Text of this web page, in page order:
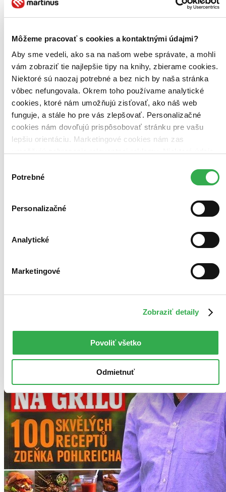
Môžeme pracovať s cookies a kontaktnými údajmi?
Aby sme vedeli, ako sa na našom webe správate, a mohli
vám zobraziť tie najlepšie tipy na knihy, zbierame cookies.
Niektoré sú naozaj potrebné a bez nich by naša stránka
vôbec nefungovala. Okrem toho používame analytické
cookies, ktoré nám umožňujú zisťovať, ako náš web
funguje, a stále ho pre vás zlepšovať. Personalizačné
cookies nám dovoľujú prispôsobovať stránku pre vašu
lepšiu orientáciu. Marketingové cookies nám zas
keby sme mohli používať všetky tieto cookies. Ďakujeme!
súhlasu
Potrebné
Personalizačné
Analytické
Marketingové
Zobraziť detaily
Povoliť všetko
Odmietnuť
Recepty Zdeňka Pohlreicha
2. diel sérieŠéf na grilu
Pokračování úspěšné knihy Šéf na grilu. Více jak 90 tipů na skvělé
steaky, hamburgery, zeleninové saláty, ryby, dezerty, ale i koktejly.
Poradíme vám jak připravit perfektní menu na vaši zahradní párty,
na které budete „Šéfem“ právě „Vy“.
Čítaná
výborný stav
Túto knihu sme vykúpili cez
výbornom stave.Rozdiel medzi touto knihou a novou by ste
asi ani nespoznali. Knihu sme označili nálepkou, ktorá môže
Tento produkt síce máme aktuálne na sklade, máme však už
iba posledné kusy a ďalšie už nemá ani distribútor, preto je
ponáhľajte sa!
Vložiť do košíka
Ach, mrzí nás to, z tejto knihy sa už predali všetky výtlačky a
nemáme ju na sklade my ani vydavateľ :( Teoreticky však
nepredali posledné kusy.
Pridať do zoznamu